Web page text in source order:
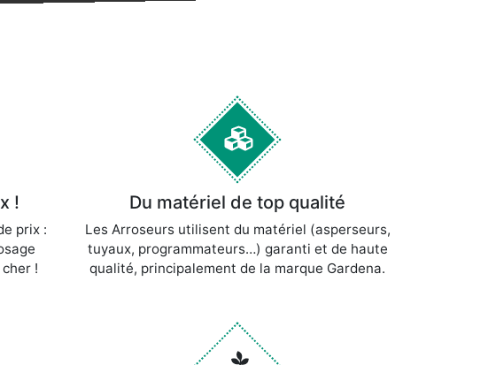
!
prix :
cher !
Du matériel de top qualité
Les Arroseurs utilisent du matériel (asperseurs,
tuyaux, programmateurs…) garanti et de haute
qualité, principalement de la marque Gardena.